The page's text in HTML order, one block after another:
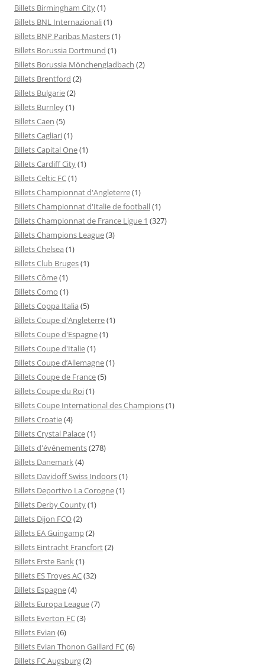
Billets Birmingham City(1)
Billets BNL Internazionali(1)
Billets BNP Paribas Masters(1)
Billets Borussia Dortmund (1)
Billets Borussia Mönchengladbach (2)
Billets Brentford (2)
Billets Bulgarie(2)
Billets Burnley(1)
Billets Caen (5)
Billets Cagliari(1)
Billets Capital One(1)
Billets Cardiff City(1)
Billets Celtic FC(1)
Billets Championnat d'Angleterre(1)
Billets Championnat d'Italie de football(1)
Billets Championnat de France Ligue 1 (327)
Billets Champions League(3)
Billets Chelsea (1)
Billets Club Bruges(1)
Billets Côme(1)
Billets Como (1)
Billets Coppa Italia (5)
Billets Coupe d'Angleterre(1)
Billets Coupe d'Espagne(1)
Billets Coupe d'Italie(1)
Billets Coupe d’Allemagne(1)
Billets Coupe de France(5)
Billets Coupe du Roi(1)
Billets Coupe International des Champions(1)
Billets Croatie(4)
Billets Crystal Palace(1)
Billets d'événements(278)
Billets Danemark(4)
Billets Davidoff Swiss Indoors(1)
Billets Deportivo La Corogne(1)
Billets Derby County(1)
Billets Dijon FCO(2)
Billets EA Guingamp(2)
Billets Eintracht Francfort(2)
Billets Erste Bank(1)
Billets ES Troyes AC(32)
Billets Espagne(4)
Billets Europa League(7)
Billets Everton FC(3)
Billets Evian (6)
Billets Evian Thonon Gaillard FC(6)
Billets FC Augsburg(2)